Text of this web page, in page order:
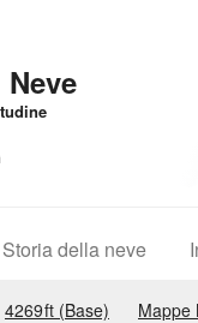
Storia della neve
4269ft (Base) Mappe